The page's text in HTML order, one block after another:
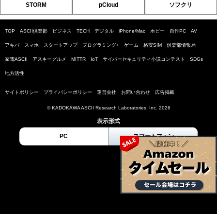
STORM pCloud ソフクリ
TOP ASCII倶楽部 ビジネス TECH デジタル iPhone/Mac ホビー 自作PC AV
アキバ スマホ スタートアップ プログラミング+ ゲーム 格安SIM 倶楽部情報局
家電ASCII アスキーグルメ MITTR IoT サイバーセキュリティ小説コンテスト SDGs
地方活性
サイトポリシー プライバシーポリシー 運営会社 お問い合わせ 広告掲載
© KADOKAWA ASCII Research Laboratories, Inc. 2026
表示形式
PC スマートフォン